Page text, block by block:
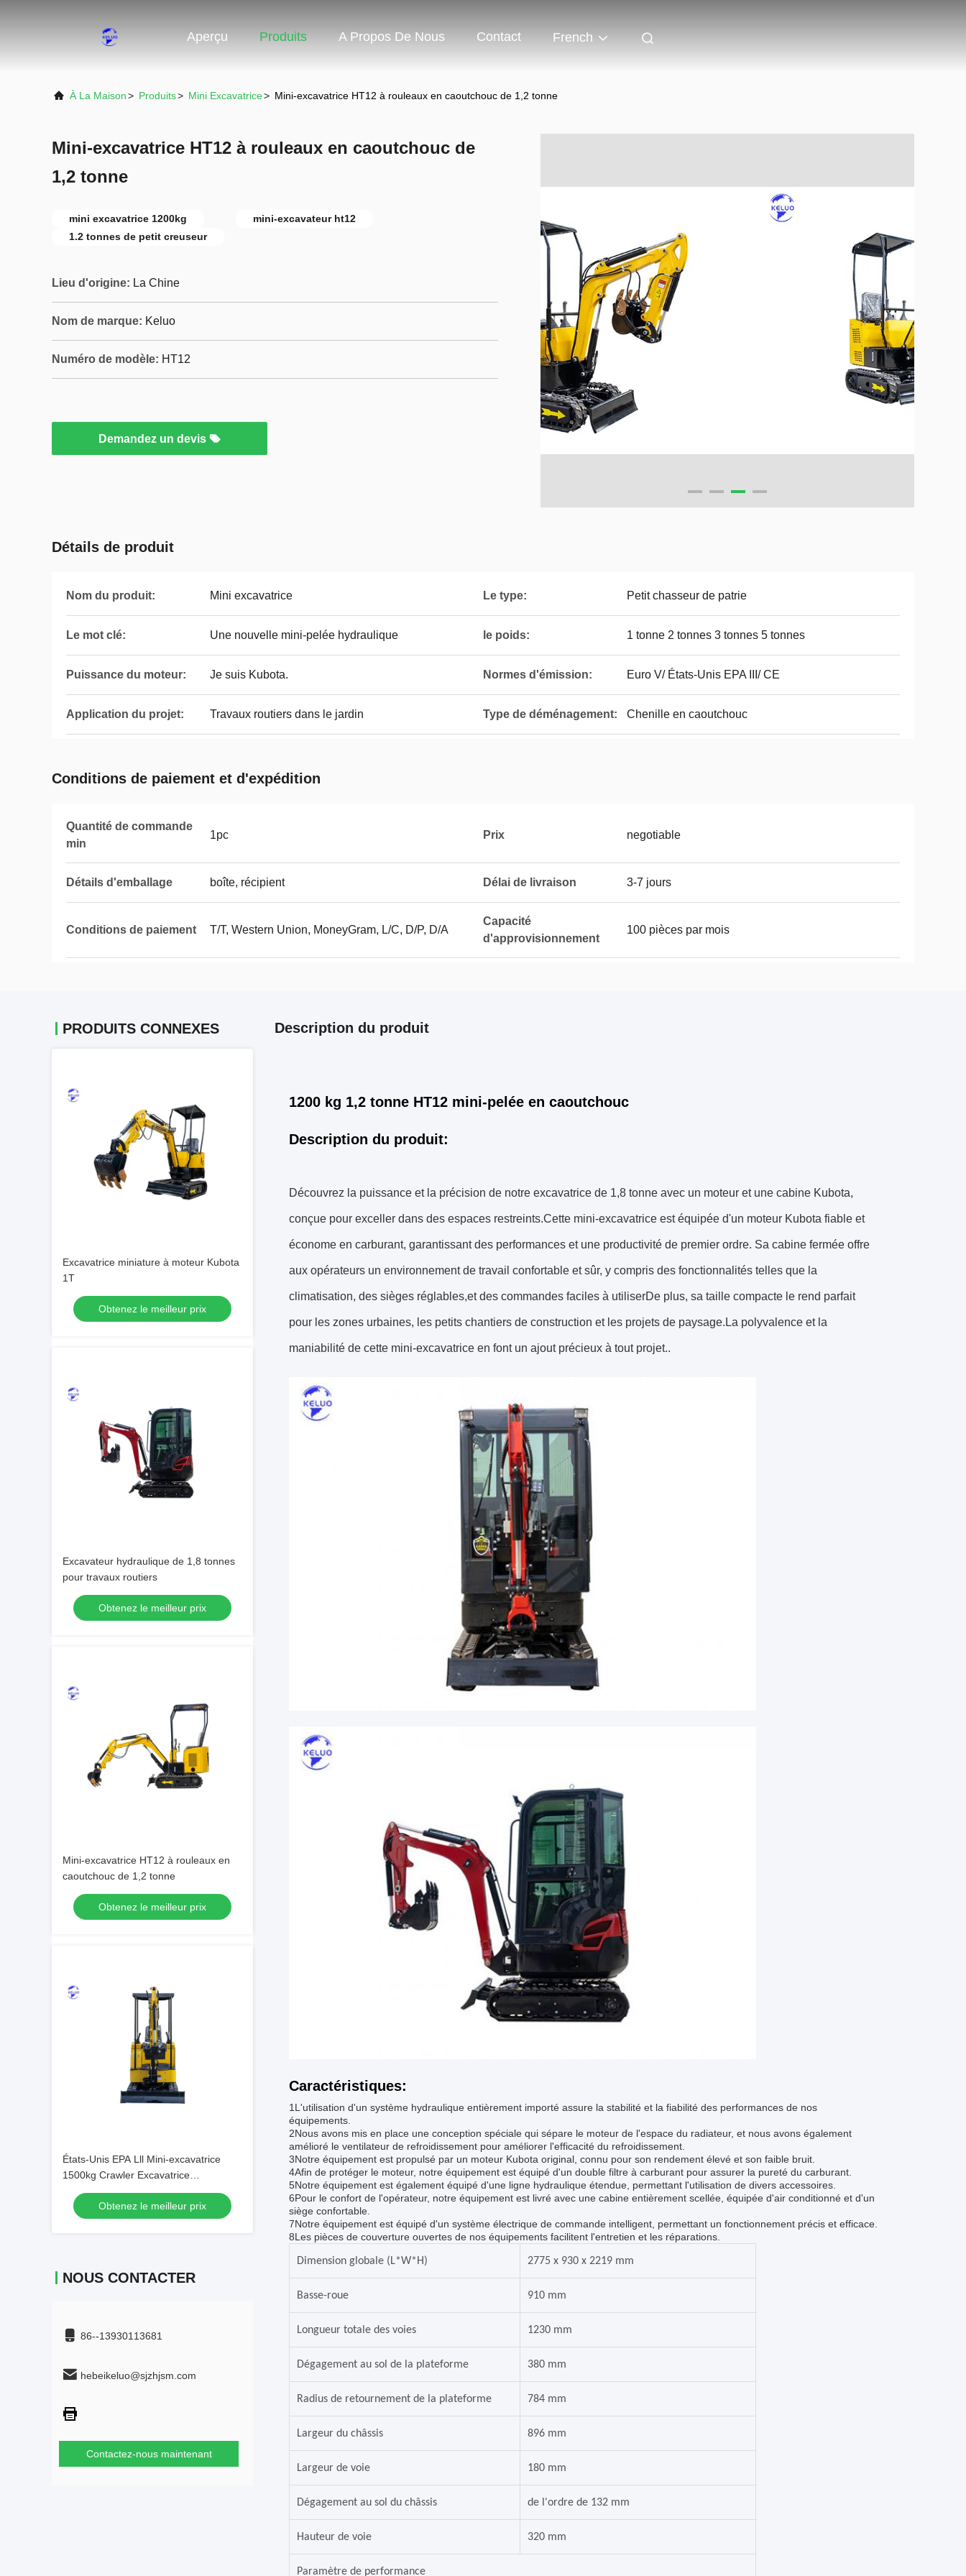
Aperçu Produits A Propos De Nous Contact French
À La Maison> Produits> Mini Excavatrice> Mini-excavatrice HT12 à rouleaux en caoutchouc de 1,2 tonne
Mini-excavatrice HT12 à rouleaux en caoutchouc de
1,2 tonne
mini excavatrice 1200kg
mini-excavateur ht12
1.2 tonnes de petit creuseur
Lieu d'origine: La Chine
Nom de marque: Keluo
Numéro de modèle: HT12
Demandez un devis
Détails de produit
Nom du produit: Mini excavatrice Le type: Petit chasseur de patrie
Le mot clé: Une nouvelle mini-pelée hydraulique le poids: 1 tonne 2 tonnes 3 tonnes 5 tonnes
Puissance du moteur: Je suis Kubota. Normes d'émission: Euro V/ États-Unis EPA III/ CE
Application du projet: Travaux routiers dans le jardin Type de déménagement: Chenille en caoutchouc
Conditions de paiement et d'expédition
Quantité de commande
min
1pc Prix negotiable
Détails d'emballage boîte, récipient Délai de livraison 3-7 jours
Conditions de paiement T/T, Western Union, MoneyGram, L/C, D/P, D/A
Capacité
d'approvisionnement
100 pièces par mois
PRODUITS CONNEXES
Excavatrice miniature à moteur Kubota
1T
Obtenez le meilleur prix
Excavateur hydraulique de 1,8 tonnes
pour travaux routiers
Obtenez le meilleur prix
Mini-excavatrice HT12 à rouleaux en
caoutchouc de 1,2 tonne
Obtenez le meilleur prix
États-Unis EPA Lll Mini-excavatrice
1500kg Crawler Excavatrice
hydraulique
Obtenez le meilleur prix
NOUS CONTACTER
86--13930113681
hebeikeluo@sjzhjsm.com
Contactez-nous maintenant
Description du produit
1200 kg 1,2 tonne HT12 mini-pelée en caoutchouc
Description du produit:
Découvrez la puissance et la précision de notre excavatrice de 1,8 tonne avec un moteur et une cabine Kubota,
conçue pour exceller dans des espaces restreints.Cette mini-excavatrice est équipée d'un moteur Kubota fiable et
économe en carburant, garantissant des performances et une productivité de premier ordre. Sa cabine fermée offre
aux opérateurs un environnement de travail confortable et sûr, y compris des fonctionnalités telles que la
climatisation, des sièges réglables,et des commandes faciles à utiliserDe plus, sa taille compacte le rend parfait
pour les zones urbaines, les petits chantiers de construction et les projets de paysage.La polyvalence et la
maniabilité de cette mini-excavatrice en font un ajout précieux à tout projet..
Caractéristiques:
1L'utilisation d'un système hydraulique entièrement importé assure la stabilité et la fiabilité des performances de nos
équipements.
2Nous avons mis en place une conception spéciale qui sépare le moteur de l'espace du radiateur, et nous avons également
amélioré le ventilateur de refroidissement pour améliorer l'efficacité du refroidissement.
3Notre équipement est propulsé par un moteur Kubota original, connu pour son rendement élevé et son faible bruit.
4Afin de protéger le moteur, notre équipement est équipé d'un double filtre à carburant pour assurer la pureté du carburant.
5Notre équipement est également équipé d'une ligne hydraulique étendue, permettant l'utilisation de divers accessoires.
6Pour le confort de l'opérateur, notre équipement est livré avec une cabine entièrement scellée, équipée d'air conditionné et d'un
siège confortable.
7Notre équipement est équipé d'un système électrique de commande intelligent, permettant un fonctionnement précis et efficace.
8Les pièces de couverture ouvertes de nos équipements facilitent l'entretien et les réparations.
Dimension globale (L*W*H) 2775 x 930 x 2219 mm
Basse-roue 910 mm
Longueur totale des voies 1230 mm
Dégagement au sol de la plateforme 380 mm
Radius de retournement de la plateforme 784 mm
Largeur du châssis 896 mm
Largeur de voie 180 mm
Dégagement au sol du châssis de l'ordre de 132 mm
Hauteur de voie 320 mm
Paramètre de performance